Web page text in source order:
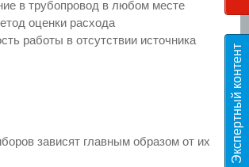
Э
к
с
п
е
р
т
н
ы
й
к
о
н
т
е
н
т
T
E
S
в трубопровод в любом месте
оценки расхода
работы в отсутствии источника
зависят главным образом от их